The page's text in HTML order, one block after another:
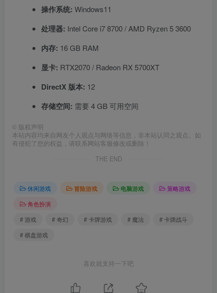
操作系统: Windows11
处理器: Intel Core i7 8700 / AMD Ryzen 5 3600
内存: 16 GB RAM
显卡: RTX2070 / Radeon RX 5700XT
DirectX 版本: 12
存储空间: 需要 4 GB 可用空间
© 版权声明
本站内容均来自网友个人观点与网络等信息，非本站认同之观点。如
有侵犯了您的权益，请联系网站客服修改或删除！
THE END
休闲游戏 冒险游戏 电脑游戏
策略游戏
角色扮演
# 游戏
# 奇幻 # 卡牌游戏 # 魔法
# 卡牌战斗
# 棋盘游戏
喜欢就支持一下吧